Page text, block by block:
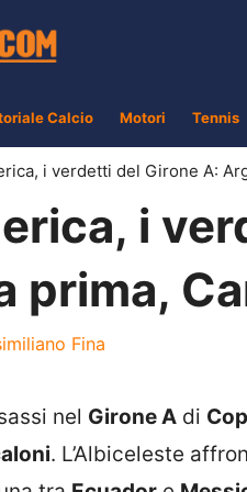
Calcio Motori Tennis
i verdetti del Girone A:
i
prima,
Fina
nel Girone A di
. L’Albiceleste